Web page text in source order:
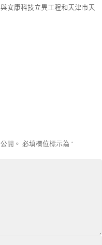
安康科技立異工程和天津市天
開。 必填欄位標示為 *